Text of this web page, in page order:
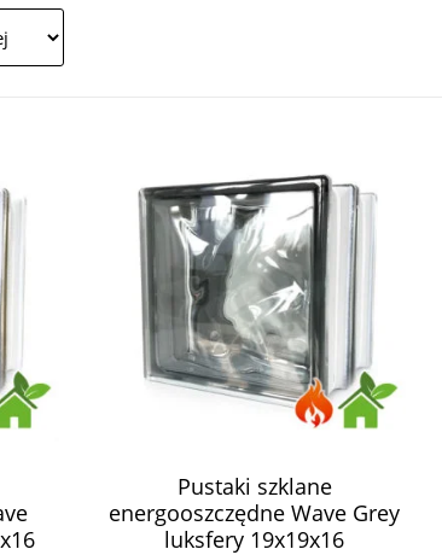
Pustaki szklane
energooszczędne Wave Grey
luksfery 19x19x16